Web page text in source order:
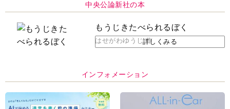
中央公論新社の本
もうじきたべられるぼく
はせがわゆうじ 作詳しくみる
インフォメーション